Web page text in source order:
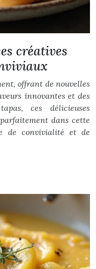
créatives
offrant de nouvelles
innovantes et des
ces délicieuses
parfaitement dans cette
de convivialité et de